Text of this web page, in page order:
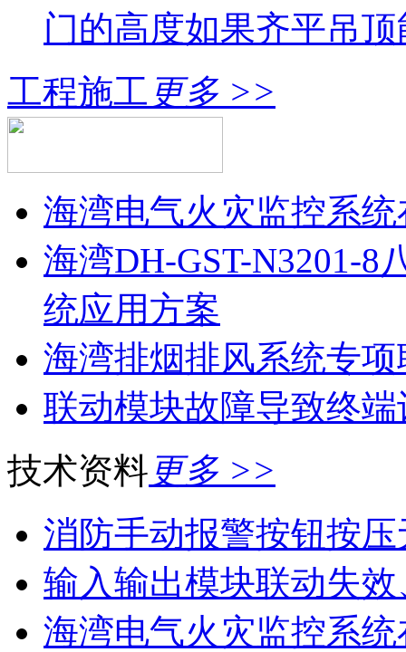
门的高度如果齐平吊
工程施工 更多 >>
海湾电气火灾监控系
海湾DH-GST-N3201-8
统应用方案
海湾排烟排风系统专
联动模块故障导致终
技术资料 更多 >>
消防手动报警按钮按
输入输出模块联动失
海湾电气火灾监控系统